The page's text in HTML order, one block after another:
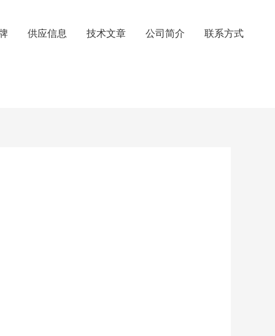
供应信息 技术文章 公司简介 联系方式